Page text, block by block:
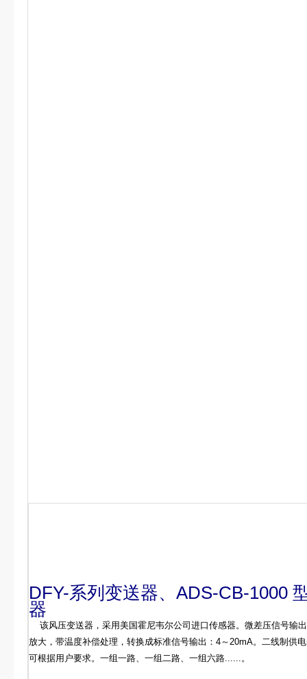
DFY-系列变送器、ADS-CB-1000
器
该风压变送器，采用美国霍尼韦尔公司进口传感器。微差压信号输
放大，带温度补偿处理，转换成标准信号输出：4～20mA。二线制供
可根据用户要求。一组一路、一组二路、一组六路......。